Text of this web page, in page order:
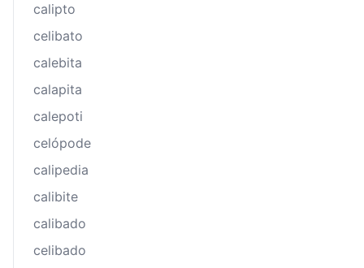
calipto
celibato
calebita
calapita
calepoti
celópode
calipedia
calibite
calibado
celibado